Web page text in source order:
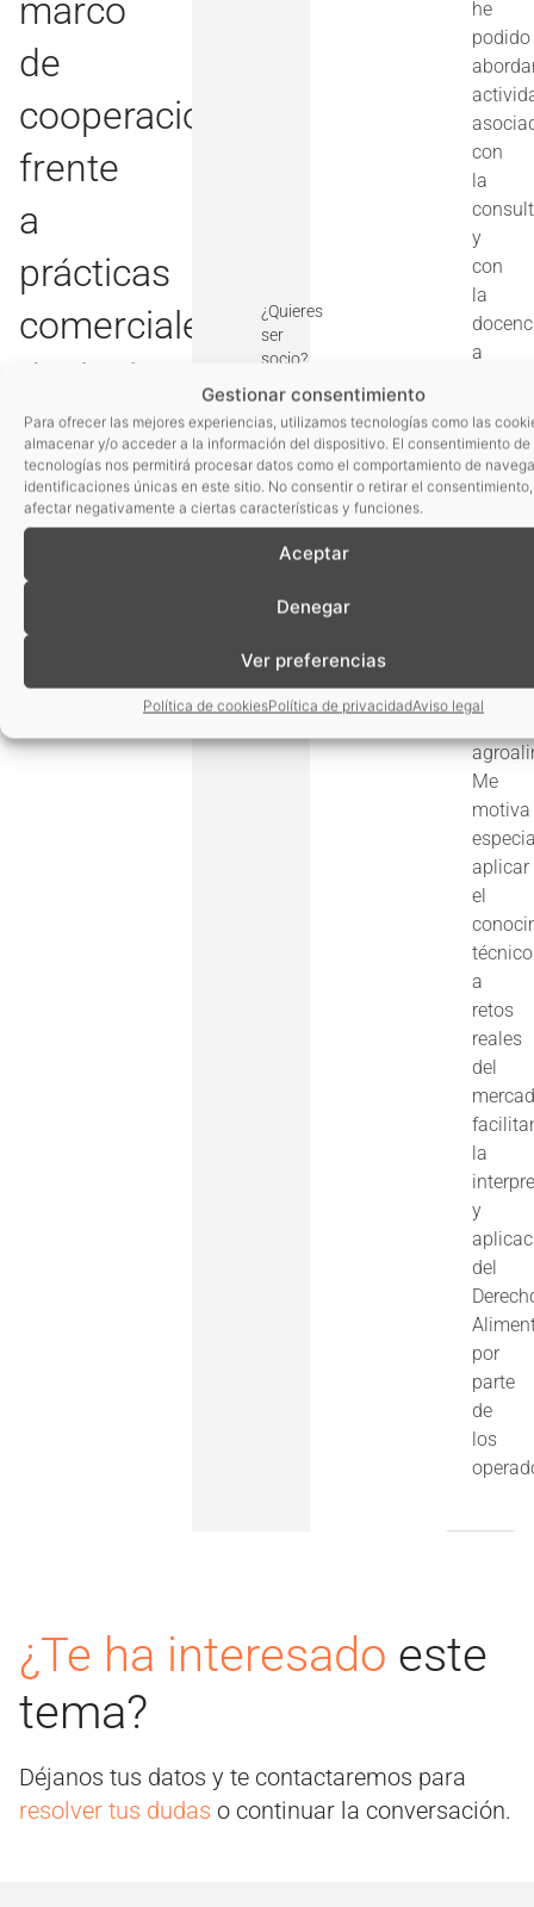
Gestionar consentimiento
Para ofrecer las mejores experiencias, utilizamos tecnologías como las
almacenar y/o acceder a la información del dispositivo. El consentimiento de
tecnologías nos permitirá procesar datos como el comportamiento de
identificaciones únicas en este sitio. No consentir o retirar el
afectar negativamente a ciertas características y funciones.
Aceptar
Denegar
Ver preferencias
Política de cookiesPolítica de privacidadAviso legal
marco
de
cooperación
frente
a
prácticas
comerciales
desleales
en
la
cadena
agroalimentaria
¿Quieres
ser
socio?
he
podido
con
la
y
con
la
a
en
Me
motiva
aplicar
el
técnico
a
retos
reales
del
la
y
del
por
parte
de
los
¿Te ha interesado este
tema?
Déjanos tus datos y te contactaremos para
resolver tus dudas o continuar la conversación.